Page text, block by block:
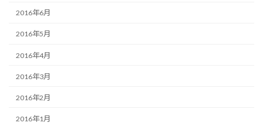
2016年6月
2016年5月
2016年4月
2016年3月
2016年2月
2016年1月